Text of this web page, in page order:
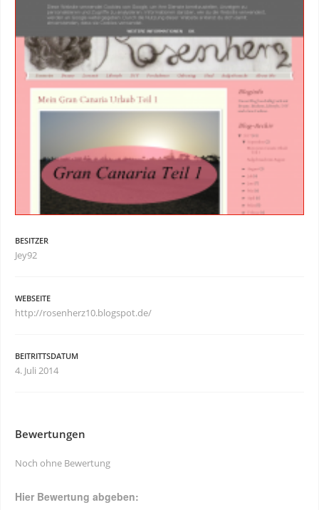
BESITZER
Jey92
WEBSEITE
http://rosenherz10.blogspot.de/
BEITRITTSDATUM
4. Juli 2014
Bewertungen
Noch ohne Bewertung
Hier Bewertung abgeben: